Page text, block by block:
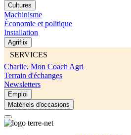
Cultures
Machinisme
Économie et politique
Installation
Agriflix
SERVICES
Charlie, Mon Coach Agri
Terrain d'échanges
Newsletters
Emploi
Matériels d'occasions